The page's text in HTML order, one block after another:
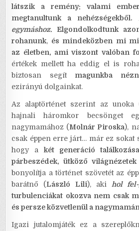
látszik a remény: valami
megtanultunk a nehézségekből.
egymáshoz.
Elgondolkodtunk
rohanunk, és mindeközben mi
az életben, ami viszont valóban
értékek mellett ha eddig el is
biztosan segít magunkba
ezirányú dolgainkat.
Az alaptörténet szerint az unoka
hajnali háromkor becsönget
nagymamához (Molnár Piroska),
csak éppen erre járt… már ez sokat
hogy akét generáció
párbeszédek, ütköző
bonyolítja a történet szövetét az
barátnő (László Lili), akihol
turbulenciákat okozva nem csak
és persze közvetlenül a
Igazi jutalomjáték ez a